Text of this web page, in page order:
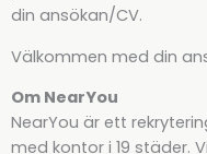
din ansökan/CV.
Välkommen med din
Om NearYou
NearYou är ett
med kontor i 19 städer.